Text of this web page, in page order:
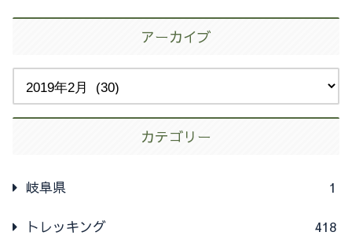
アーカイブ
カテゴリー
岐阜県 1
トレッキング 418